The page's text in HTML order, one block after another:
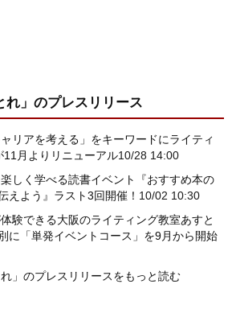
」 のプレスリリース
ャリアを考える」をキーワードにライティ
11月よりリニューアル10/28 14:00
しく学べる読書イベント『おすすめ本の
えよう』ラスト3回開催！ 10/02 10:30
験できる大阪のライティング教室あすと
「単発イベントコース」を9月から開始
れ」のプレスリリースをもっと読む